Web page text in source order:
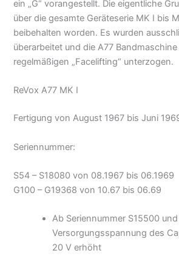
ein „G“ vorangestellt. Die eigentliche
über die gesamte Geräteserie MK I bis
beibehalten worden. Es wurden
überarbeitet und die A77
regelmäßigen „Facelifting“ unterzogen.
ReVox A77 MK I
Fertigung von August 1967 bis Juni
Seriennummer:
S54 – S18080 von 08.1967 bis 06.1969
G100 – G19368 von 10.67 bis 06.69
Ab Seriennummer S15500
Versorgungsspannung des
20 V erhöht